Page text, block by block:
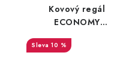
Kovový regál
ECONOMY
280x120x60 6 polic -
pozinkovaný
10 %